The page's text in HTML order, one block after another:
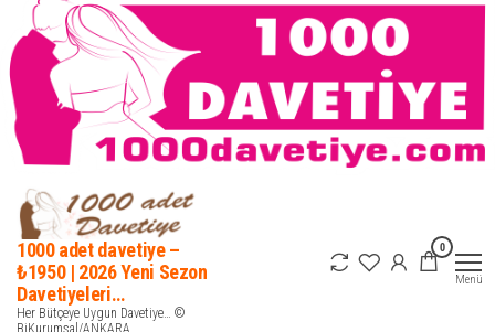
1000 adet davetiye –
₺1950 | 2026 Yeni Sezon
Davetiyeleri…
Her Bütçeye Uygun Davetiye… ©
0
Menü